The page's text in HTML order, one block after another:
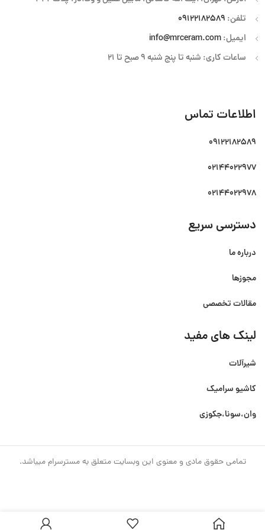
تلفن: 09122182589
ایمیل:info@mrceram.com
ساعات کاری: شنبه تا پنج شنبه 9 صبح تا 21
اطلاعات تماس
09122182589
02144022977
02144022978
دسترسی سریع
درباره ما
مجوزها
مقالات تخصصی
لینک های مفید
شیرآلات
کاشیو سرامیک
وان،سونا،جکوزی
تمامی حقوق مادی و معنوی این وبسایت متعلق به مسترسرام میباشد.